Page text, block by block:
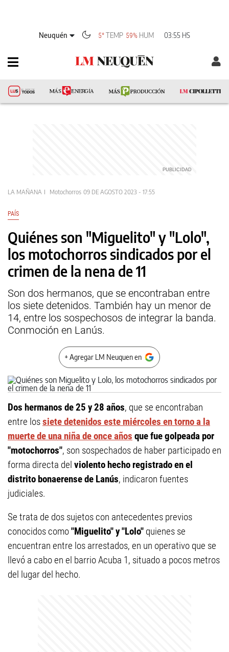
Neuquén 5° TEMP 59% HUM 03:55 HS
LA MAÑANA Motochorros 09 DE AGOSTO 2023 - 17:55
PAÍS
Quiénes son "Miguelito" y "Lolo",
los motochorros sindicados por el
crimen de la nena de 11
Son dos hermanos, que se encontraban entre
los siete detenidos. También hay un menor de
14, entre los sospechosos de integrar la banda.
Conmoción en Lanús.
+ Agregar LM Neuquen en
Dos hermanos de 25 y 28 años, que se encontraban
entre lossiete detenidos este miércoles en torno a la
muerte de una niña de once años que fue golpeada por
"motochorros", son sospechados de haber participado en
forma directa del violento hecho registrado en el
distrito bonaerense de Lanús, indicaron fuentes
judiciales.
Se trata de dos sujetos con antecedentes previos
conocidos como"Miguelito" y "Lolo" quienes se
encuentran entre los arrestados, en un operativo que se
llevó a cabo en el barrio Acuba 1, situado a pocos metros
del lugar del hecho.